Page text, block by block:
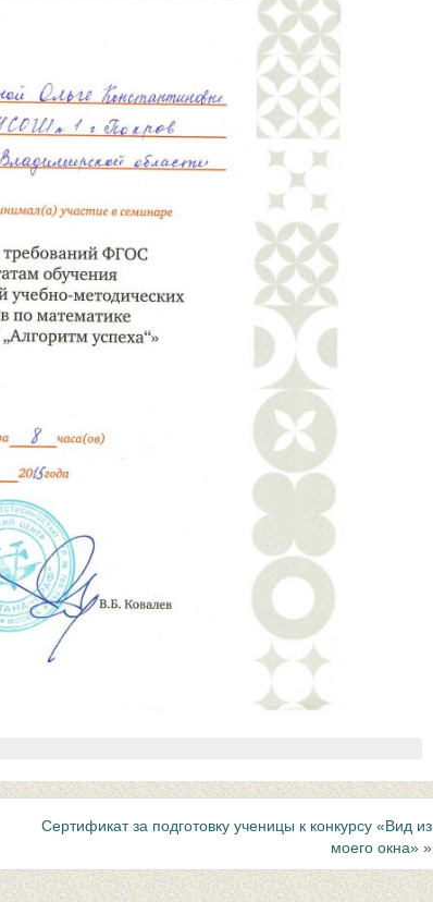
Сертификат за подготовку ученицы к конкурсу «Вид из
моего окна» »